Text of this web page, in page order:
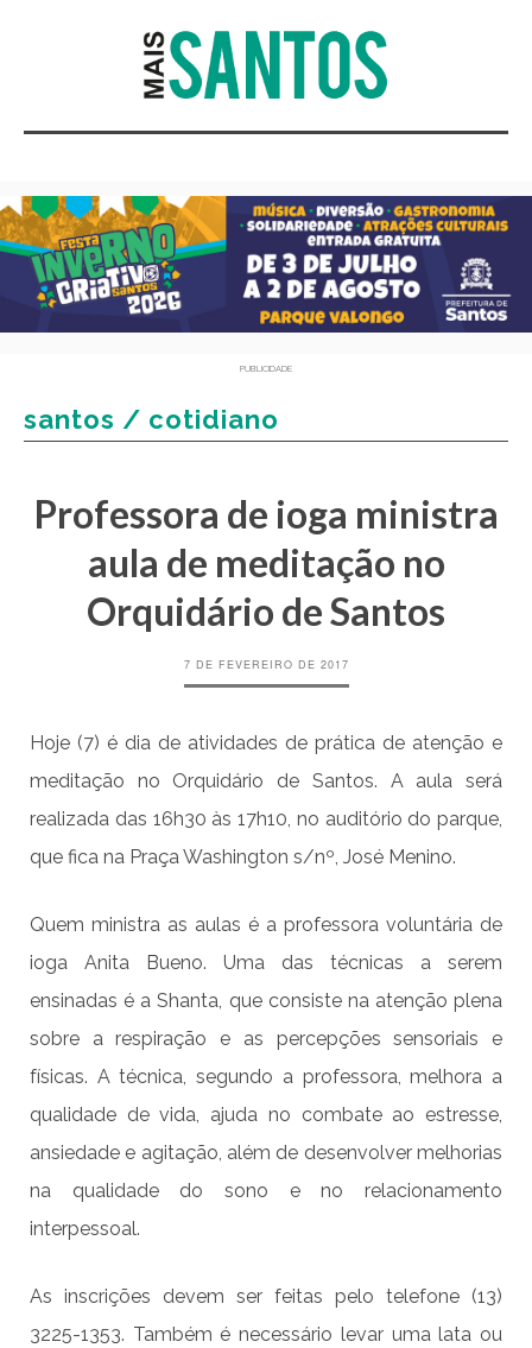
PUBLICIDADE
santos / cotidiano
Professora de ioga ministra
aula de meditação no
Orquidário de Santos
7 DE FEVEREIRO DE 2017
Hoje (7) é dia de atividades de prática de atenção e
meditação no Orquidário de Santos. A aula será
realizada das 16h30 às 17h10, no auditório do parque,
que fica na Praça Washington s/nº, José Menino.
Quem ministra as aulas é a professora voluntária de
ioga Anita Bueno. Uma das técnicas a serem
ensinadas é a Shanta, que consiste na atenção plena
sobre a respiração e as percepções sensoriais e
físicas. A técnica, segundo a professora, melhora a
qualidade de vida, ajuda no combate ao estresse,
ansiedade e agitação, além de desenvolver melhorias
na qualidade do sono e no relacionamento
interpessoal.
As inscrições devem ser feitas pelo telefone (13)
3225-1353. Também é necessário levar uma lata ou